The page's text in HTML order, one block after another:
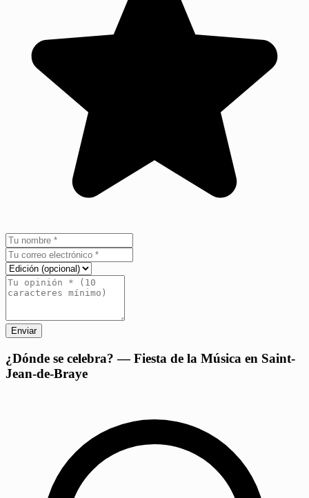
Enviar
¿Dónde se celebra? — Fiesta de la Música en Saint-
Jean-de-Braye